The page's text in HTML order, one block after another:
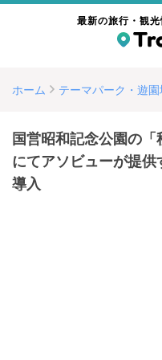
最新の旅行・観
ホーム テーマパーク・遊園
国営昭和記念公園の
にてアソビューが提
導入